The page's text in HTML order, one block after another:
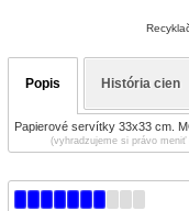
Popis História cien
Papierové servítky 33x33 cm.
(vyhradzujeme si právo